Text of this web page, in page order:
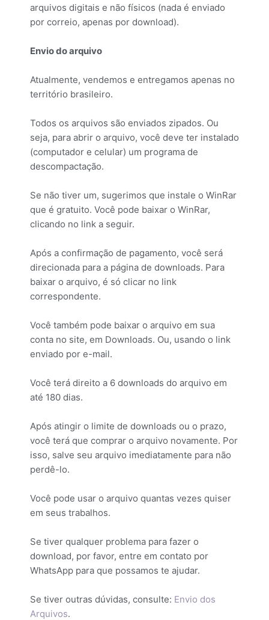
arquivos digitais e não físicos (nada é enviado
por correio, apenas por download).
Envio do arquivo
Atualmente, vendemos e entregamos apenas no
território brasileiro.
Todos os arquivos são enviados zipados. Ou
seja, para abrir o arquivo, você deve ter instalado
(computador e celular) um programa de
descompactação.
Se não tiver um, sugerimos que instale o WinRar
que é gratuito. Você pode baixar o WinRar,
clicando no link a seguir.
Após a confirmação de pagamento, você será
direcionada para a página de downloads. Para
baixar o arquivo, é só clicar no link
correspondente.
Você também pode baixar o arquivo em sua
conta no site, em Downloads. Ou, usando o link
enviado por e-mail.
Você terá direito a 6 downloads do arquivo em
até 180 dias.
Após atingir o limite de downloads ou o prazo,
você terá que comprar o arquivo novamente. Por
isso, salve seu arquivo imediatamente para não
perdê-lo.
Você pode usar o arquivo quantas vezes quiser
em seus trabalhos.
Se tiver qualquer problema para fazer o
download, por favor, entre em contato por
WhatsApp para que possamos te ajudar.
Se tiver outras dúvidas, consulte: Envio dos
Arquivos.